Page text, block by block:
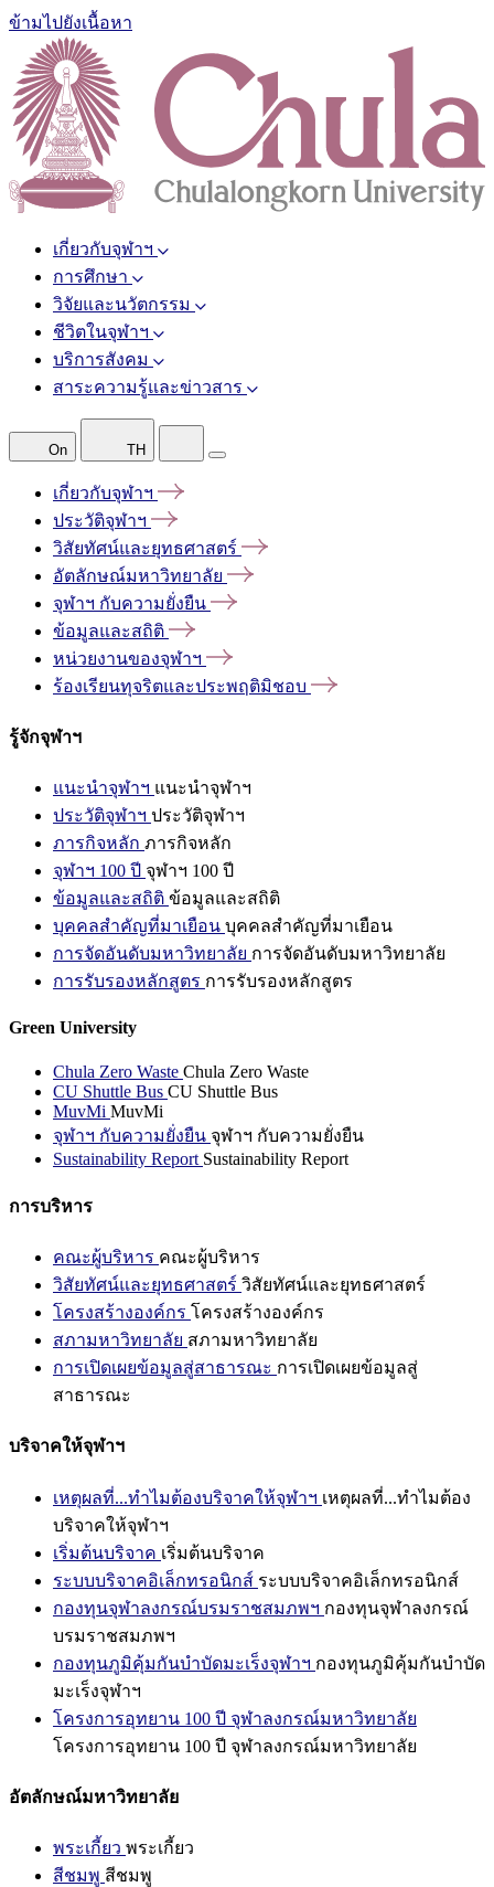
ข้ามไปยังเนื้อหา
เกี่ยวกับจุฬาฯ
การศึกษา
วิจัยและนวัตกรรม
ชีวิตในจุฬาฯ
บริการสังคม
สาระความรู้และข่าวสาร
On TH
เกี่ยวกับจุฬาฯ
ประวัติจุฬาฯ
วิสัยทัศน์และยุทธศาสตร์
อัตลักษณ์มหาวิทยาลัย
จุฬาฯ กับความยั่งยืน
ข้อมูลและสถิติ
หน่วยงานของจุฬาฯ
ร้องเรียนทุจริตและประพฤติมิชอบ
รู้จักจุฬาฯ
แนะนำจุฬาฯ แนะนำจุฬาฯ
ประวัติจุฬาฯ ประวัติจุฬาฯ
ภารกิจหลัก ภารกิจหลัก
จุฬาฯ 100 ปี จุฬาฯ 100 ปี
ข้อมูลและสถิติ ข้อมูลและสถิติ
บุคคลสำคัญที่มาเยือน บุคคลสำคัญที่มาเยือน
การจัดอันดับมหาวิทยาลัย การจัดอันดับมหาวิทยาลัย
การรับรองหลักสูตร การรับรองหลักสูตร
Green University
Chula Zero Waste Chula Zero Waste
CU Shuttle Bus CU Shuttle Bus
MuvMi MuvMi
จุฬาฯ กับความยั่งยืน จุฬาฯ กับความยั่งยืน
Sustainability Report Sustainability Report
การบริหาร
คณะผู้บริหาร คณะผู้บริหาร
วิสัยทัศน์และยุทธศาสตร์ วิสัยทัศน์และยุทธศาสตร์
โครงสร้างองค์กร โครงสร้างองค์กร
สภามหาวิทยาลัย สภามหาวิทยาลัย
การเปิดเผยข้อมูลสู่สาธารณะ การเปิดเผยข้อมูลสู่
สาธารณะ
บริจาคให้จุฬาฯ
เหตุผลที่...ทำไมต้องบริจาคให้จุฬาฯ เหตุผลที่...ทำไมต้อง
บริจาคให้จุฬาฯ
เริ่มต้นบริจาค เริ่มต้นบริจาค
ระบบบริจาคอิเล็กทรอนิกส์ ระบบบริจาคอิเล็กทรอนิกส์
กองทุนจุฬาลงกรณ์บรมราชสมภพฯ กองทุนจุฬาลงกรณ์
บรมราชสมภพฯ
กองทุนภูมิคุ้มกันบำบัดมะเร็งจุฬาฯ กองทุนภูมิคุ้มกันบำบัด
มะเร็งจุฬาฯ
โครงการอุทยาน 100 ปี จุฬาลงกรณ์มหาวิทยาลัย
โครงการอุทยาน 100 ปี จุฬาลงกรณ์มหาวิทยาลัย
อัตลักษณ์มหาวิทยาลัย
พระเกี้ยว พระเกี้ยว
สีชมพู สีชมพู